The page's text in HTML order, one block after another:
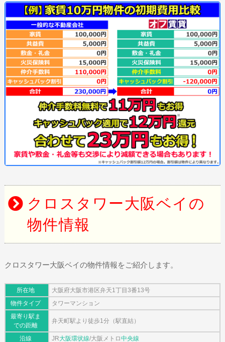
クロスタワー大阪ベイの
物件情報
クロスタワー大阪ベイの物件情報をご紹介します。
所在地
大阪府大阪市港区弁天1丁目3番13号
物件タイプ
タワーマンション
最寄り駅ま
での距離
弁天町駅より徒歩1分（駅直結）
沿線 JR大阪環状線/大阪メトロ中央線